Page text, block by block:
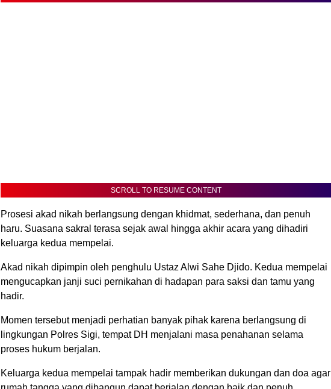
SCROLL TO RESUME CONTENT
Prosesi akad nikah berlangsung dengan khidmat, sederhana, dan penuh
haru. Suasana sakral terasa sejak awal hingga akhir acara yang dihadiri
keluarga kedua mempelai.
Akad nikah dipimpin oleh penghulu Ustaz Alwi Sahe Djido. Kedua mempelai
mengucapkan janji suci pernikahan di hadapan para saksi dan tamu yang
hadir.
Momen tersebut menjadi perhatian banyak pihak karena berlangsung di
lingkungan Polres Sigi, tempat DH menjalani masa penahanan selama
proses hukum berjalan.
Keluarga kedua mempelai tampak hadir memberikan dukungan dan doa agar